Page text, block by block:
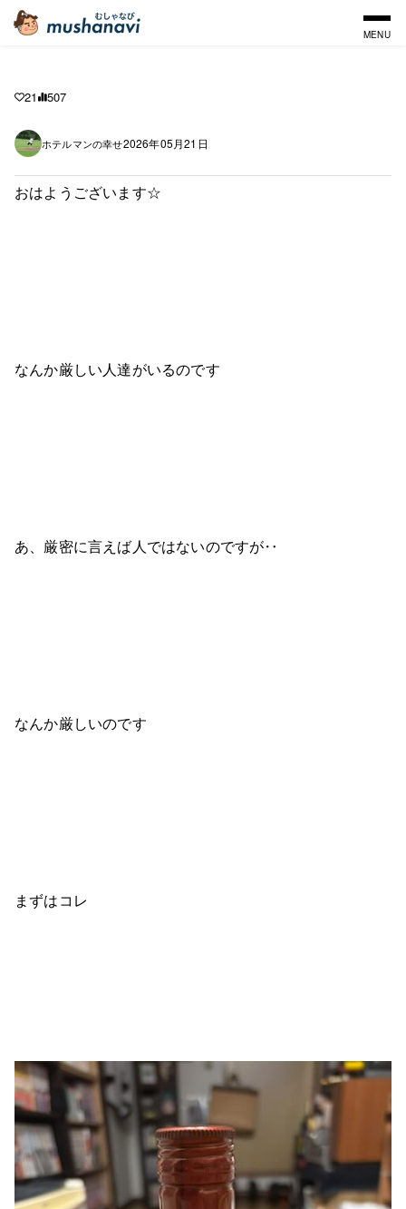
MENU
21 507
ホテルマンの幸せ2026年05月21日
おはようございます☆
なんか厳しい人達がいるのです
あ、厳密に言えば人ではないのですが‥
なんか厳しいのです
まずはコレ